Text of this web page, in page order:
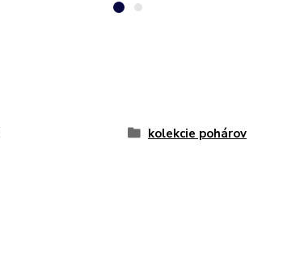
kolekcie pohárov